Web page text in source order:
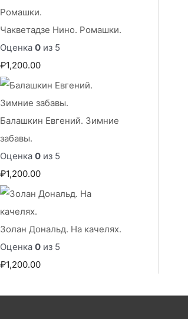
е
Чакветадзе Нино. Ромашки.
Оценка 0 из 5
₽1,200.00
Балашкин Евгений. Зимние
забавы.
Оценка 0 из 5
₽1,200.00
Золан Дональд. На качелях.
Оценка 0 из 5
₽1,200.00